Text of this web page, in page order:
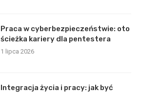
Praca w cyberbezpieczeństwie: oto
ścieżka kariery dla pentestera
1 lipca 2026
Integracja życia i pracy: jak być